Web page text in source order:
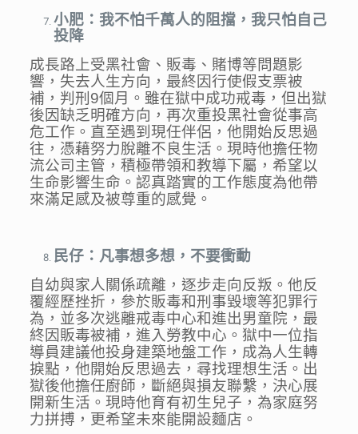
小肥：我不怕千萬人的阻擋，我只怕自己
投降
成長路上受黑社會、販毒、賭博等問題影
響，失去人生方向，最終因行使假支票被
補，判刑9個月。雖在獄中成功戒毒，但出獄
後因缺乏明確方向，再次重投黑社會從事高
危工作。直至遇到現任伴侶，他開始反思過
往，憑藉努力脫離不良生活。現時他擔任物
流公司主管，積極帶領和教導下屬，希望以
生命影響生命。認真踏實的工作態度為他帶
來滿足感及被尊重的感覺。
民仔：凡事想多想，不要衝動
自幼與家人關係疏離，逐步走向反叛。他反
覆經歷挫折，參於販毒和刑事毀壞等犯罪行
為，並多次逃離戒毒中心和進出男童院，最
終因販毒被補，進入勞教中心。獄中一位指
導員建議他投身建築地盤工作，成為人生轉
捩點，他開始反思過去，尋找理想生活。出
獄後他擔任廚師，斷絕與損友聯繫，決心展
開新生活。現時他育有初生兒子，為家庭努
力拼搏，更希望未來能開設麵店。